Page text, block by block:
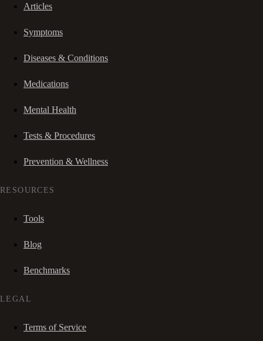
Articles
Symptoms
Diseases & Conditions
Medications
Mental Health
Tests & Procedures
Prevention & Wellness
RESOURCES
Tools
Blog
Benchmarks
LEGAL
Terms of Service